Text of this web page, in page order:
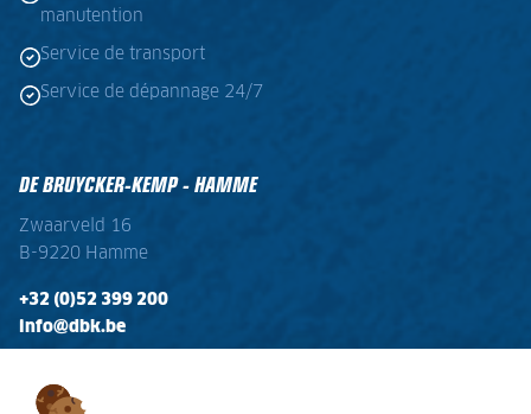
manutention
Service de transport
Service de dépannage 24/7
DE BRUYCKER-KEMP - HAMME
Zwaarveld 16
B-9220 Hamme
+32 (0)52 399 200
info@dbk.be